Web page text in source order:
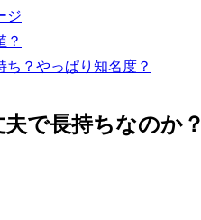
ジ
？
？やっぱり知名度？
で長持ちなのか？